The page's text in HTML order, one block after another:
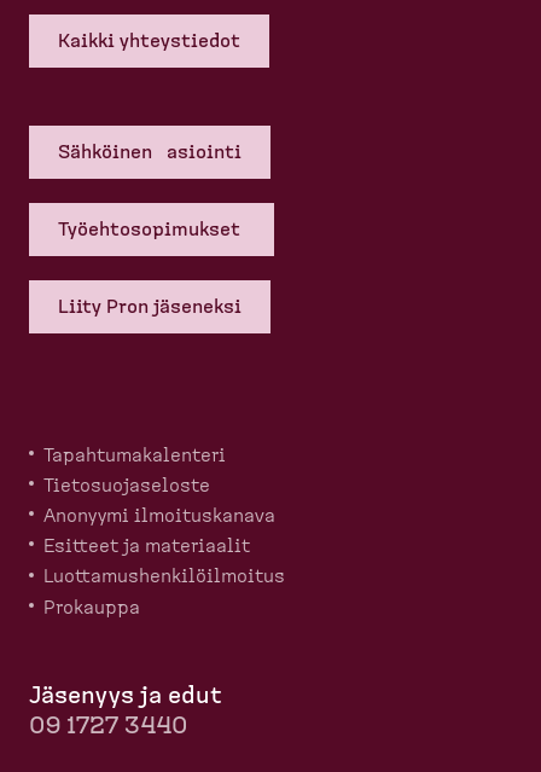
Kaikki yhteys­tiedot
Sähköinen asiointi
Työehto­so­pi­mukset
Liity Pron jäseneksi
Tapahtu­ma­ka­lenteri
Tietosuo­ja­seloste
Anonyymi ilmoitus­kanava
Esitteet ja materiaalit
Luotta­mus­hen­ki­löil­moitus
Prokauppa
Jäsenyys ja edut
09 1727 3440